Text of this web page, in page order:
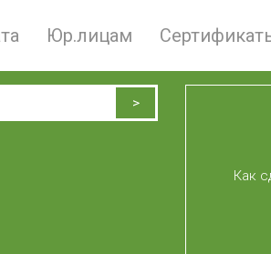
Юр.лицам
Как